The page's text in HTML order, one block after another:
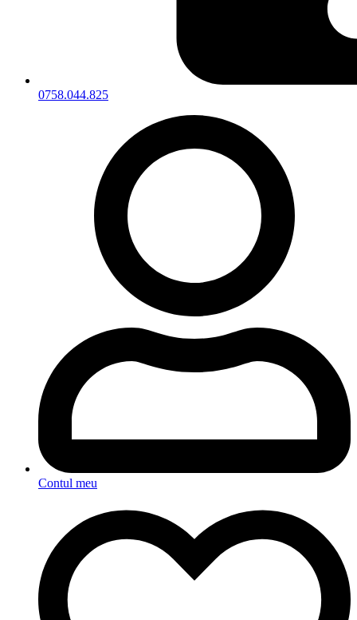
0758.044.825
Contul meu